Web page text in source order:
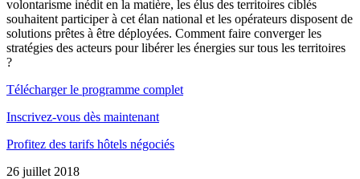
volontarisme inédit en la matière, les élus des territoires ciblés
souhaitent participer à cet élan national et les opérateurs disposent de
solutions prêtes à être déployées. Comment faire converger les
stratégies des acteurs pour libérer les énergies sur tous les territoires
?
Télécharger le programme complet
Inscrivez-vous dès maintenant
Profitez des tarifs hôtels négociés
26 juillet 2018